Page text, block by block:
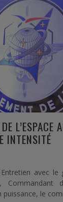
L’ESPACE
INTENSITÉ
avec le
Commandant
puissance, le